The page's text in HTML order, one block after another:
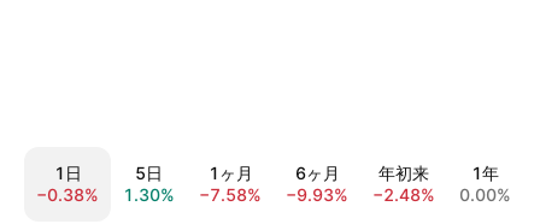
1日
−0.38%
5日
1.30%
1ヶ月
−7.58%
6ヶ月
−9.93%
年初来
−2.48%
1年
0.00%